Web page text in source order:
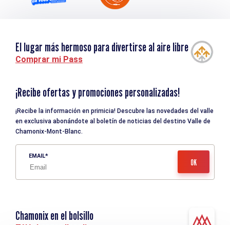
El lugar más hermoso para divertirse al aire libre
Comprar mi Pass
¡Recibe ofertas y promociones personalizadas!
¡Recibe la información en primicia! Descubre las novedades del valle
en exclusiva abonándote al boletín de noticias del destino Valle de
Chamonix-Mont-Blanc.
EMAIL
Chamonix en el bolsillo